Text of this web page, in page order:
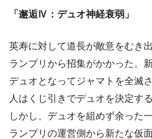
「邂逅Ⅳ：デュオ神経衰弱」
英寿に対して道長が敵意をむき
ランプリから招集がかかった。
デュオとなってジャマトを全滅
人はくじ引きでデュオを決定する
しかし、デュオを組めず余った
ランプリの運営側から新たな仮